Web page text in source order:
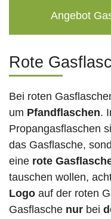
Angebot
Rote
Bei roten
um Pfandflaschen.
Propangasflaschen
das Gasflasche,
eine rote
tauschen wollen,
Logo auf der roten
Gasflasche nur bei